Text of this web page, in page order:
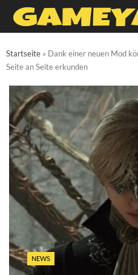
Startseite » Dank einer neuen Mod
Seite an Seite erkunden
NEWS